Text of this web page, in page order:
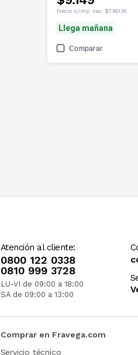
Precio s/imp. nac. $7.561,16
Llega mañana
Comparar
Atención al cliente:
0800 122 0338
0810 999 3728
LU-VI de 09:00 a 18:00
SA de 09:00 a 13:00
Comprar en Fravega.com
Servicio técnico